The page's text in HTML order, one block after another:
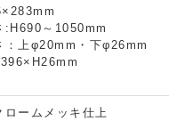
:H690～1050mm
：上φ20mm・下φ26mm
ームメッキ仕上